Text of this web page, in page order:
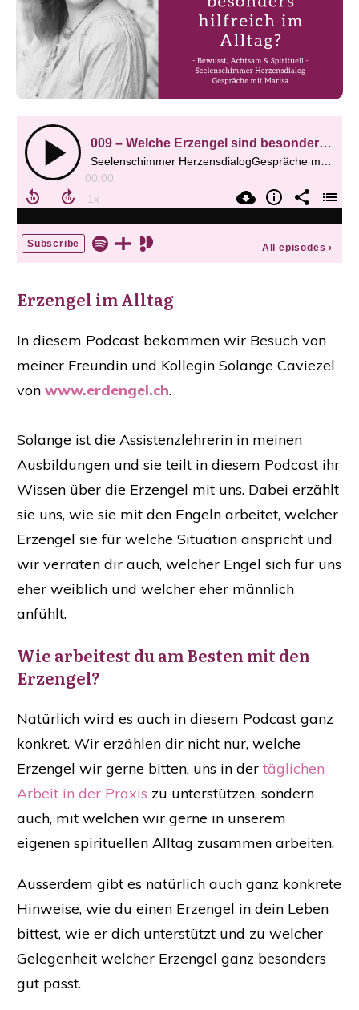
​Erzengel im Alltag
​​In diesem Podcast bekommen wir ​Besuch von
meiner Freundin und Kollegin Solange Caviezel
von www.erdengel.ch.
Solange ist die Assistenzlehrerin in meinen
Ausbildungen und sie teilt in diesem Podcast ihr
Wissen über die Erzengel mit uns. Dabei erzählt
sie uns, wie sie mit den Engeln arbeitet, welcher
Erzengel sie für welche Situation anspricht und
wir verraten dir auch, welcher Engel sich für uns
eher weiblich und welcher eher männlich
anfühlt.
​Wie arbeitest du am Besten mit den
Erzengel?
Natürlich wird es auch in diesem Podcast ganz
konkret. Wir erzählen dir nicht nur, welche
Erzengel wir gerne bitten, uns in der täglichen
Arbeit in der Praxis zu unterstützen, sondern
auch, mit welchen wir gerne in unserem
eigenen spirituellen Alltag zusammen arbeiten.
Ausserdem gibt es natürlich auch ganz konkrete
Hinweise, wie du einen Erzengel in dein Leben
bittest, wie er dich unterstützt und zu welcher
Gelegenheit welcher Erzengel ganz besonders
gut passt.